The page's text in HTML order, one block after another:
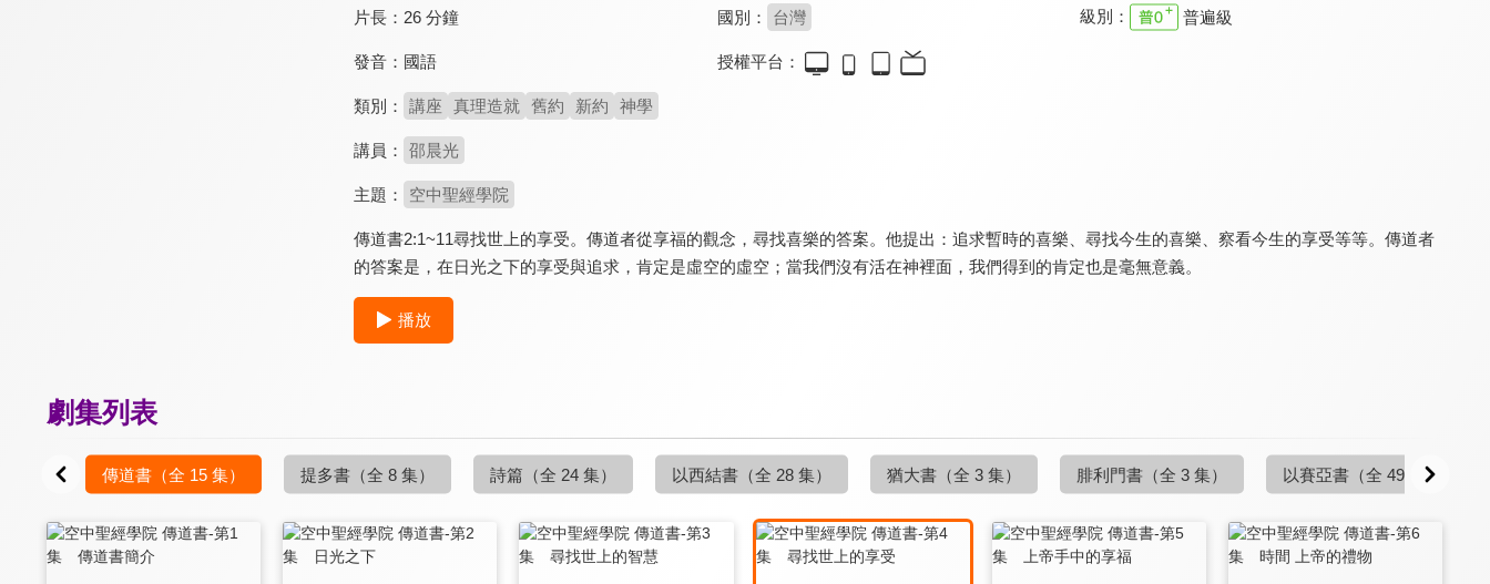
片長： 26 分鐘 國別： 台灣 級別： 普遍級
發音： 國語 授權平台：
類別： 講座 真理造就 舊約 新約 神學
講員： 邵晨光
主題： 空中聖經學院
傳道書2:1~11尋找世上的享受。傳道者從享福的觀念，尋找喜樂的答案。他提出：追求暫時的喜樂、尋找今生的喜樂、察看今生的享受等等。傳道者
的答案是，在日光之下的享受與追求，肯定是虛空的虛空；當我們沒有活在神裡面，我們得到的肯定也是毫無意義。
播放
劇集列表
傳道書 （全 15 集） 提多書 （全 8 集） 詩篇 （全 24 集） 以西結書 （全 28 集） 猶大書 （全 3 集） 腓利門書 （全 3 集） 以賽亞書 （全 49 集）